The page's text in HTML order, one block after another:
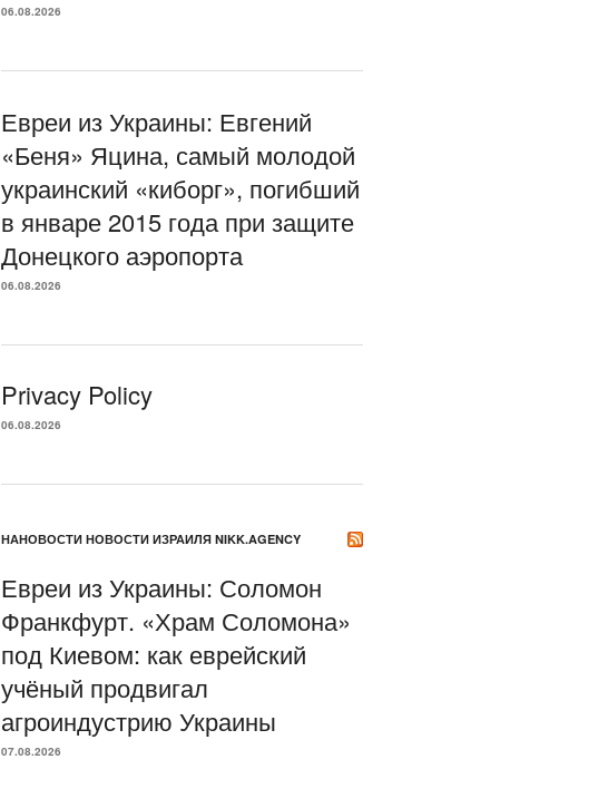
06.08.2026
Евреи из Украины: Евгений
«Беня» Яцина, самый молодой
украинский «киборг», погибший
в январе 2015 года при защите
Донецкого аэропорта
06.08.2026
Privacy Policy
06.08.2026
НАНОВОСТИ НОВОСТИ ИЗРАИЛЯ NIKK.AGENCY
Евреи из Украины: Соломон
Франкфурт. «Храм Соломона»
под Киевом: как еврейский
учёный продвигал
агроиндустрию Украины
07.08.2026